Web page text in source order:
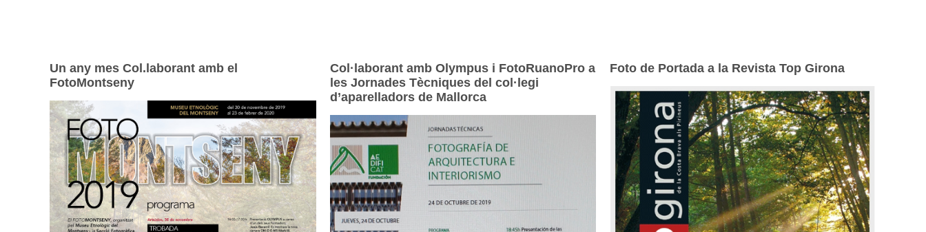
Un any mes Col.laborant amb el
FotoMontseny
Col·laborant amb Olympus i FotoRuanoPro a
les Jornades Tècniques del col·legi
d’aparelladors de Mallorca
Foto de Portada a la Revista Top Girona